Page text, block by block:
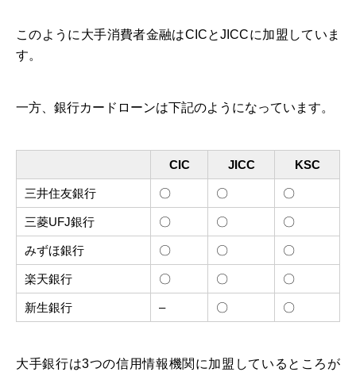
このように大手消費者金融はCICとJICCに加盟していま
す。
一方、銀行カードローンは下記のようになっています。
CIC JICC KSC
三井住友銀行 〇 〇 〇
三菱UFJ銀行 〇 〇 〇
みずほ銀行 〇 〇 〇
楽天銀行 〇 〇 〇
新生銀行 – 〇 〇
大手銀行は3つの信用情報機関に加盟しているところが